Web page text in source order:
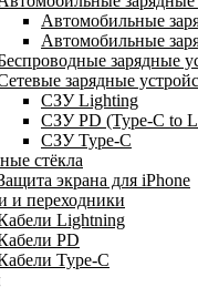
Автомобильные
Автомобильные
зарядные
зарядные
СЗУ Lighting
СЗУ PD (Type-C to
СЗУ Type-C
стёкла
экрана для iPhone
и переходники
Lightning
PD
Type-C